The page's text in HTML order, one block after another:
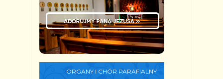
ORGANY I CHÓR PARAFIALNY